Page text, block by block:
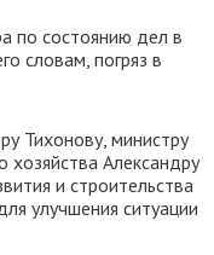
по состоянию дел в
словам, погряз в
Тихонову, министру
Александру
и строительства
улучшения ситуации